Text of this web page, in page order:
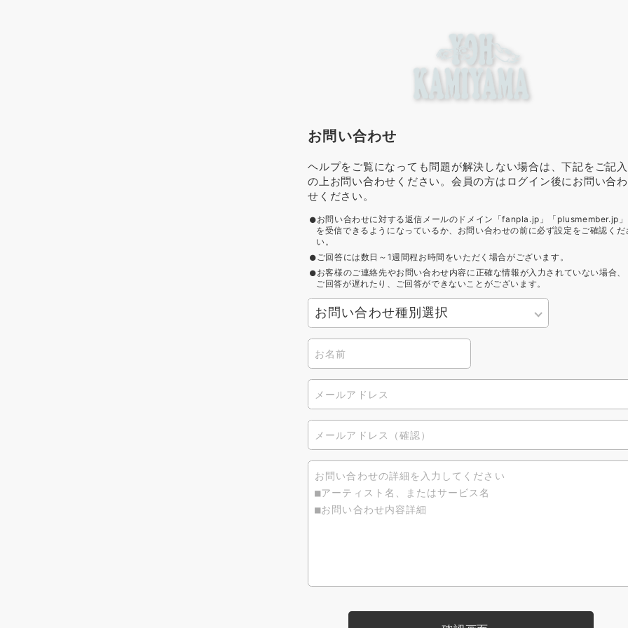
お問い合わせ
ヘルプをご覧になっても問題が解決しない場合は、下記をご記入
の上お問い合わせください。会員の方はログイン後にお問い合わ
せください。
お問い合わせに対する返信メールのドメイン「fanpla.jp」「plusmember.jp」
を受信できるようになっているか、お問い合わせの前に必ず設定をご確認くだ
い。
ご回答には数日～1週間程お時間をいただく場合がございます。
お客様のご連絡先やお問い合わせ内容に正確な情報が入力されていない場合、
ご回答が遅れたり、ご回答ができないことがございます。